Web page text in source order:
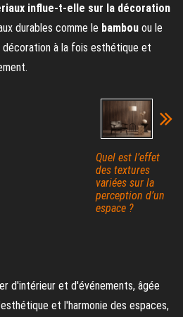
influe-t-elle sur la décoration
durables comme le bambou ou le
décoration à la fois esthétique et
Quel est l’effet
des textures
variées sur la
perception d’un
espace ?
d'intérieur et d'événements, âgée
et l'harmonie des espaces,